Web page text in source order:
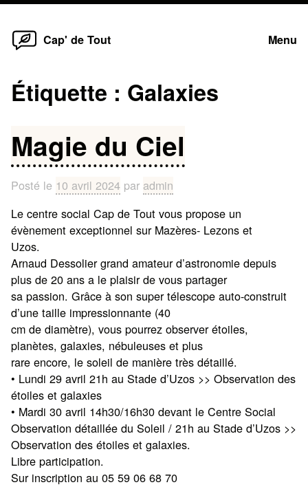
Skip
Cap' de Tout Menu
Étiquette : Galaxies
Magie du Ciel
Posté le 10 avril 2024 par admin
Le centre social Cap de Tout vous propose un
évènement exceptionnel sur Mazères- Lezons et
Uzos.
Arnaud Dessolier grand amateur d’astronomie depuis
plus de 20 ans a le plaisir de vous partager
sa passion. Grâce à son super télescope auto-construit
d’une taille impressionnante (40
cm de diamètre), vous pourrez observer étoiles,
planètes, galaxies, nébuleuses et plus
rare encore, le soleil de manière très détaillé.
• Lundi 29 avril 21h au Stade d’Uzos >> Observation des
étoiles et galaxies
• Mardi 30 avril 14h30/16h30 devant le Centre Social
Observation détaillée du Soleil / 21h au Stade d’Uzos >>
Observation des étoiles et galaxies.
Libre participation.
Sur inscription au 05 59 06 68 70